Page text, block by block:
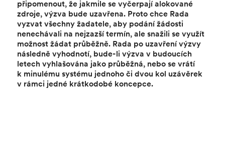
připomenout, že jakmile se vyčerpají alokované
zdroje, výzva bude uzavřena. Proto chce Rada
vyzvat všechny žadatele, aby podání žádosti
nenechávali na nejzazší termín, ale snažili se využít
možnost žádat průběžně. Rada po uzavření výzvy
následně vyhodnotí, bude-li výzva v budoucích
letech vyhlašována jako průběžná, nebo se vrátí
k minulému systému jednoho či dvou kol uzávěrek
v rámci jedné krátkodobé koncepce.